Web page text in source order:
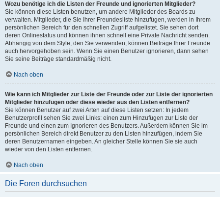
Wozu benötige ich die Listen der Freunde und ignorierten Mitglieder?
Sie können diese Listen benutzen, um andere Mitglieder des Boards zu
verwalten. Mitglieder, die Sie Ihrer Freundesliste hinzufügen, werden in Ihrem
persönlichen Bereich für den schnellen Zugriff aufgelistet. Sie sehen dort
deren Onlinestatus und können ihnen schnell eine Private Nachricht senden.
Abhängig von dem Style, den Sie verwenden, können Beiträge Ihrer Freunde
auch hervorgehoben sein. Wenn Sie einen Benutzer ignorieren, dann sehen
Sie seine Beiträge standardmäßig nicht.
Nach oben
Wie kann ich Mitglieder zur Liste der Freunde oder zur Liste der ignorierten
Mitglieder hinzufügen oder diese wieder aus den Listen entfernen?
Sie können Benutzer auf zwei Arten auf diese Listen setzen: In jedem
Benutzerprofil sehen Sie zwei Links: einen zum Hinzufügen zur Liste der
Freunde und einen zum Ignorieren des Benutzers. Außerdem können Sie im
persönlichen Bereich direkt Benutzer zu den Listen hinzufügen, indem Sie
deren Benutzernamen eingeben. An gleicher Stelle können Sie sie auch
wieder von den Listen entfernen.
Nach oben
Die Foren durchsuchen